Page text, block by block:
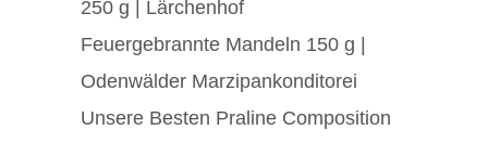
250 g | Lärchenhof
Feuergebrannte Mandeln 150 g |
Odenwälder Marzipankonditorei
Unsere Besten Praline Composition